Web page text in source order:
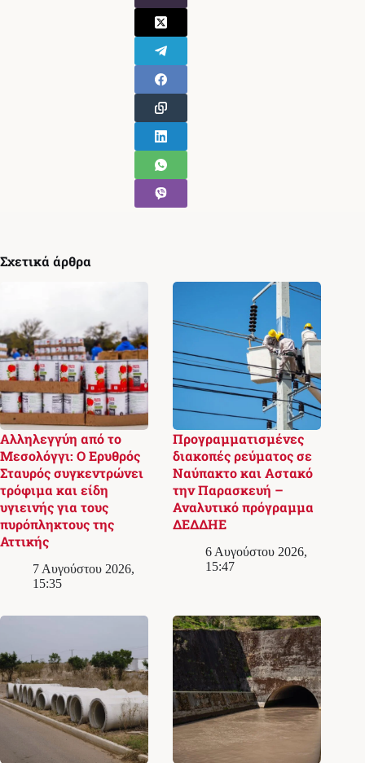
Σχετικά άρθρα
Αλληλεγγύη από το
Μεσολόγγι: Ο Ερυθρός
Σταυρός συγκεντρώνει
τρόφιμα και είδη
υγιεινής για τους
πυρόπληκτους της
Αττικής
7 Αυγούστου 2026,
15:35
Προγραμματισμένες
διακοπές ρεύματος σε
Ναύπακτο και Αστακό
την Παρασκευή –
Αναλυτικό πρόγραμμα
ΔΕΔΔΗΕ
6 Αυγούστου 2026,
15:47